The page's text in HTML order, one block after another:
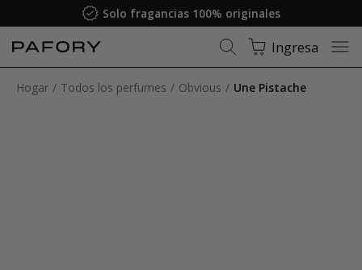
Solo fragancias 100% originales
Ingresa
Hogar Todos los perfumes Obvious Une Pistache